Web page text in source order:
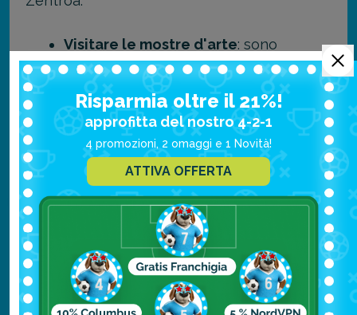
Visitare le mostre d'arte: sono
presenti le opere artisti locali e
internazionali, e le mostre d'arte
temporanee cambiano regolarmente.
Assistere a uno spettacolo: è
presente un teatro che presenta
spettacoli di danza, teatro e musica
Fare un tuffo in piscina
progettata con uno stile elegante e
moderno, è aperta ai visitatori.
Guardare un film: sono presenti sale
Risparmia oltre il 21%!
approfitta del nostro 4-2-1
4 promozioni, 2 omaggi e 1 Novità!
ATTIVA OFFERTA